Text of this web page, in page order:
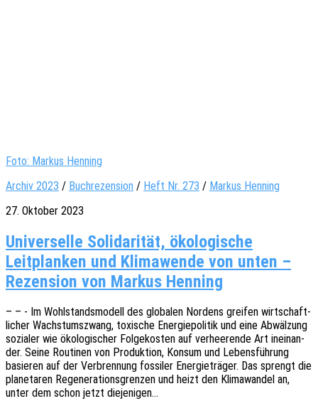
Foto: Markus Henning
Archiv 2023 / Buchrezension / Heft Nr. 273 / Markus Henning
27. Oktober 2023
Universelle Solidarität, ökologische
Leitplanken und Klimawende von unten –
Rezension von Markus Henning
– – - Im Wohl­stands­mo­dell des globa­len Nordens grei­fen wirt­schaft­
li­cher Wachs­tums­zwang, toxi­sche Ener­gie­po­li­tik und eine Abwäl­zung
sozia­ler wie ökolo­gi­scher Folge­kos­ten auf verhee­ren­de Art inein­an­
der. Seine Routi­nen von Produk­ti­on, Konsum und Lebens­füh­rung
basie­ren auf der Verbren­nung fossi­ler Ener­gie­trä­ger. Das sprengt die
plane­ta­ren Rege­ne­ra­ti­ons­gren­zen und heizt den Klima­wan­del an,
unter dem schon jetzt diejenigen…